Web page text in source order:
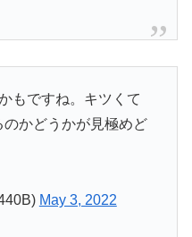
もですね。キツくて
かどうかが見極めど
May 3, 2022